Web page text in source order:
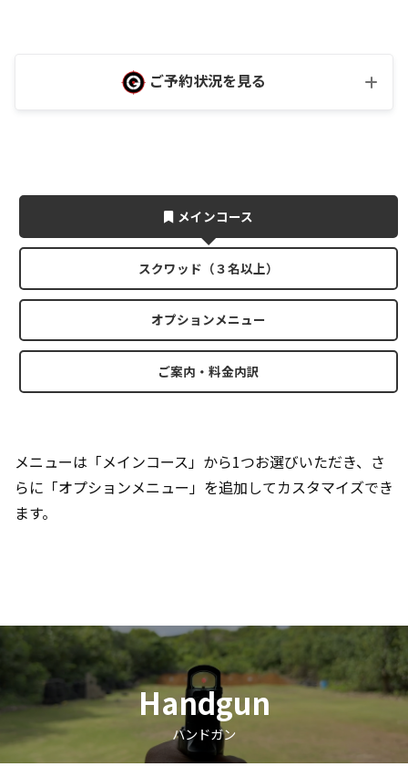
ご予約状況を見る
メインコース
スクワッド（３名以上）
オプションメニュー
ご案内・料金内訳
メニューは「メインコース」から1つお選びいただき、さ
らに「オプションメニュー」を追加してカスタマイズでき
ます。
Handgun
ハンドガン